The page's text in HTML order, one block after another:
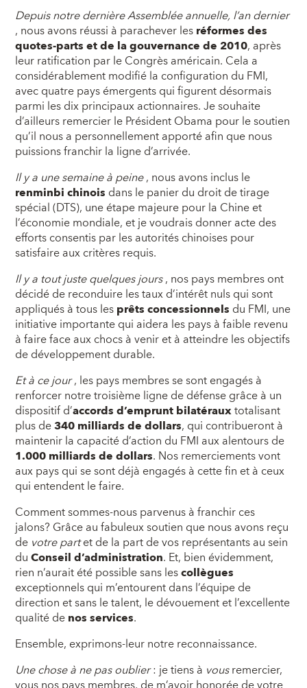
Depuis notre dernière Assemblée annuelle, l’an dernier
, nous avons réussi à parachever lesréformes des
quotes-parts et de la gouvernance de 2010, après
leur ratification par le Congrès américain. Cela a
considérablement modifié la configuration du FMI,
avec quatre pays émergents qui figurent désormais
parmi les dix principaux actionnaires. Je souhaite
d’ailleurs remercier le Président Obama pour le soutien
qu’il nous a personnellement apporté afin que nous
puissions franchir la ligne d’arrivée.
Il y a une semaine à peine, nous avons inclus le
renminbi chinois dans le panier du droit de tirage
spécial (DTS), une étape majeure pour la Chine et
l’économie mondiale, et je voudrais donner acte des
efforts consentis par les autorités chinoises pour
satisfaire aux critères requis.
Il y a tout juste quelques jours, nos pays membres ont
décidé de reconduire les taux d’intérêt nuls qui sont
appliqués à tous lesprêts concessionnels du FMI, une
initiative importante qui aidera les pays à faible revenu
à faire face aux chocs à venir et à atteindre les objectifs
de développement durable.
Et à ce jour, les pays membres se sont engagés à
renforcer notre troisième ligne de défense grâce à un
dispositif d’accords d’emprunt bilatérauxtotalisant
plus de340milliardsde dollars, qui contribueront à
maintenir la capacité d’action du FMI aux alentours de
1.000 milliards de dollars. Nos remerciements vont
aux pays qui se sont déjà engagés à cette fin et à ceux
qui entendent le faire.
Comment sommes-nous parvenus à franchir ces
jalons? Grâce au fabuleux soutien que nous avons reçu
de votre partet de la part de vos représentants au sein
duConseil d’administration. Et, bien évidemment,
rien n’aurait été possible sans lescollègues
exceptionnels qui m’entourent dans l’équipe de
direction et sans le talent, le dévouement et l’excellente
qualité denos services.
Ensemble, exprimons-leur notre reconnaissance.
Une chose à ne pas oublier: je tiens à vousremercier,